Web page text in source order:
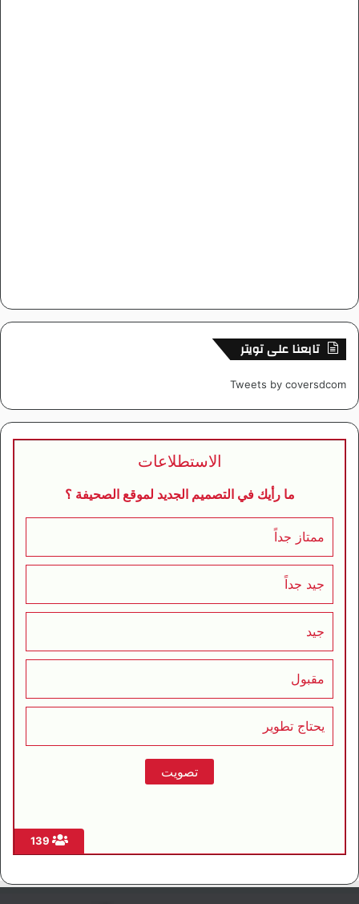
تابعنا على تويتر
Tweets by coversdcom
الاستطلاعات
ما رأيك في التصميم الجديد لموقع الصحيفة ؟
ممتاز جداً
جيد جداً
جيد
مقبول
يحتاج تطوير